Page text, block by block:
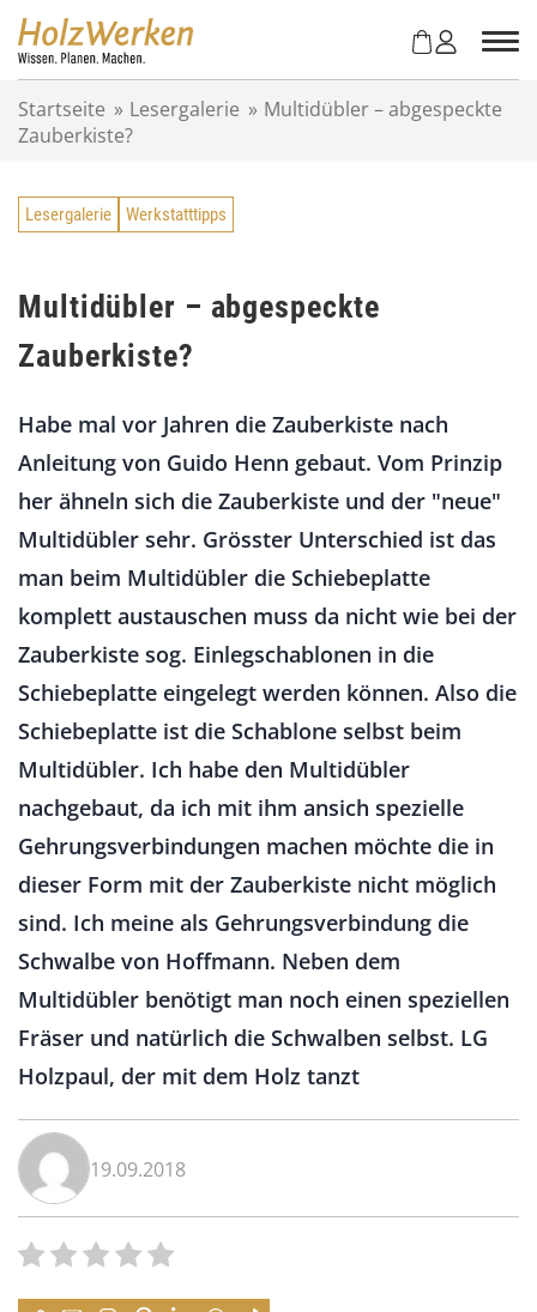
Startseite » Lesergalerie » Multidübler – abgespeckte
Zauberkiste?
Lesergalerie Werkstatttipps
Multidübler – abgespeckte
Zauberkiste?
Habe mal vor Jahren die Zauberkiste nach
Anleitung von Guido Henn gebaut. Vom Prinzip
her ähneln sich die Zauberkiste und der "neue"
Multidübler sehr. Grösster Unterschied ist das
man beim Multidübler die Schiebeplatte
komplett austauschen muss da nicht wie bei der
Zauberkiste sog. Einlegschablonen in die
Schiebeplatte eingelegt werden können. Also die
Schiebeplatte ist die Schablone selbst beim
Multidübler. Ich habe den Multidübler
nachgebaut, da ich mit ihm ansich spezielle
Gehrungsverbindungen machen möchte die in
dieser Form mit der Zauberkiste nicht möglich
sind. Ich meine als Gehrungsverbindung die
Schwalbe von Hoffmann. Neben dem
Multidübler benötigt man noch einen speziellen
Fräser und natürlich die Schwalben selbst. LG
Holzpaul, der mit dem Holz tanzt
19.09.2018